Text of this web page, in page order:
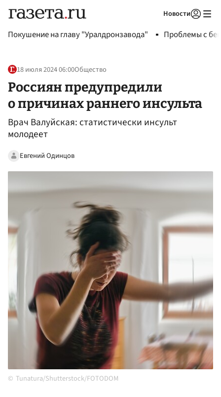
Новости
Покушение на главу "Уралдронзавода" Проблемы с
18 июля 2024 06:00Общество
Россиян предупредили
о причинах раннего инсульта
Врач Валуйская: статистически инсульт
молодеет
Евгений Одинцов
Tunatura/Shutterstock/FOTODOM